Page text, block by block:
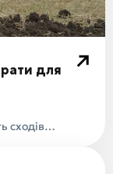
для
сходів,